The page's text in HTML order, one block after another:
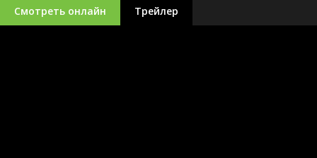
Смотреть онлайн Трейлер